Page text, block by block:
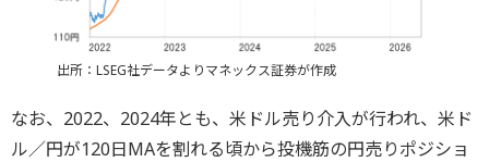
出所：LSEG社データよりマネックス証券が作成
なお、2022、2024年とも、米ドル売り介入が行われ、米ド
ル／円が120日MAを割れる頃から投機筋の円売りポジショ